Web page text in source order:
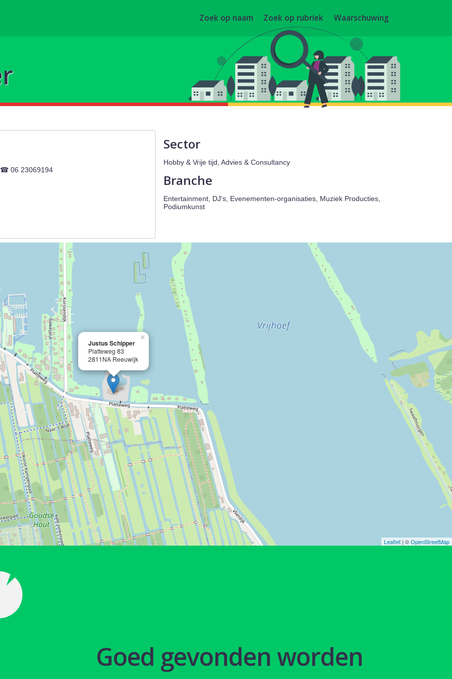
Zoek op naam Zoek op rubriek Waarschuwing
06 23069194
Sector
Hobby & Vrije tijd, Advies & Consultancy
Branche
Entertainment, DJ's, Evenementen-organisaties, Muziek Producties,
Podiumkunst
Justus Schipper
Platteweg 83
2811NA Reeuwijk
×
Leaflet | ©OpenStreetMap
Goed gevonden worden